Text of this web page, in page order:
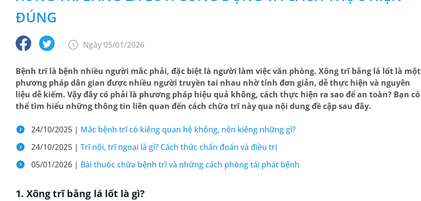
ĐÚNG
Ngày 05/01/2026
Bệnh trĩ là bệnh nhiều người mắc phải, đặc biệt là người làm việc văn phòng. Xông trĩ bằng lá lốt là một
phương pháp dân gian được nhiều người truyền tai nhau nhờ tính đơn giản, dễ thực hiện và nguyên
liệu dễ kiếm. Vậy đây có phải là phương pháp hiệu quả không, cách thực hiện ra sao để an toàn? Bạn có
thể tìm hiểu những thông tin liên quan đến cách chữa trĩ này qua nội dung đề cập sau đây.
24/10/2025 | Mắc bệnh trĩ có kiêng quan hệ không, nên kiêng những gì?
24/10/2025 | Trĩ nội, trĩ ngoại là gì? Cách thức chẩn đoán và điều trị
05/01/2026 | Bài thuốc chữa bệnh trĩ và những cách phòng tái phát bệnh
1. Xông trĩ bằng lá lốt là gì?